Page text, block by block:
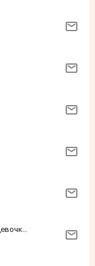
Елена (игрушки Дисней, бантики девочкам)